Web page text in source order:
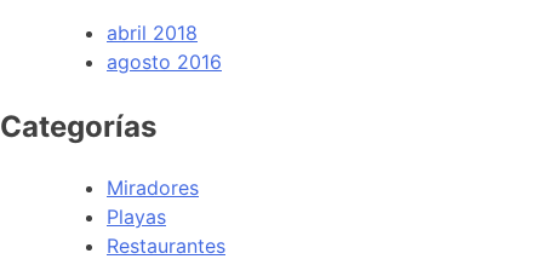
abril 2018
agosto 2016
Categorías
Miradores
Playas
Restaurantes